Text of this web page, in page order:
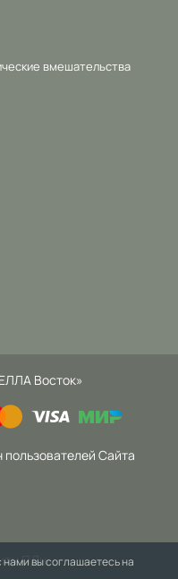
вмешательства
Восток»
Сайта
ПДн
вы соглашаетесь на